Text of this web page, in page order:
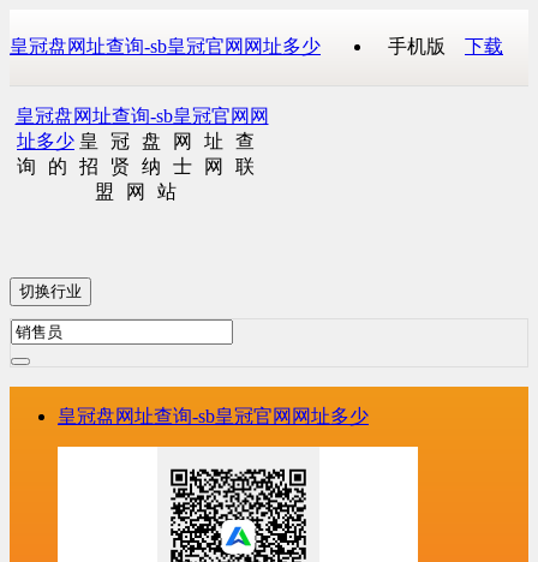
皇冠盘网址查询-sb皇冠官网网址多少 手机版 下载
皇冠盘网址查询-sb皇冠官网网
址多少 皇冠盘网址查
询的招贤纳士网联
盟网站
切换行业
皇冠盘网址查询-sb皇冠官网网址多少